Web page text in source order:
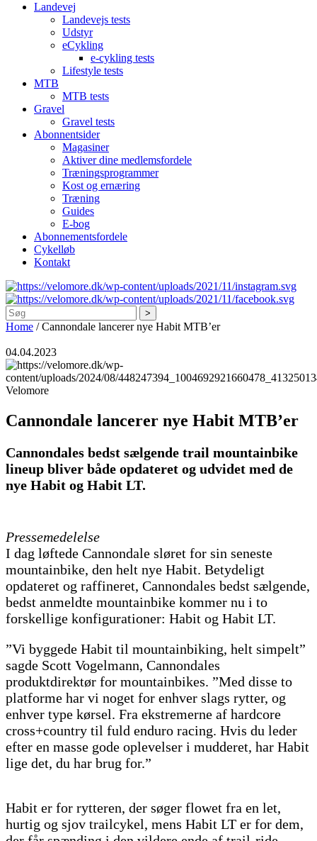
Landevej
Landevejs tests
Udstyr
eCykling
e-cykling tests
Lifestyle tests
MTB
MTB tests
Gravel
Gravel tests
Abonnentsider
Magasiner
Aktiver dine medlemsfordele
Træningsprogrammer
Kost og ernæring
Træning
Guides
E-bog
Abonnementsfordele
Cykelløb
Kontakt
Søg
Home /Cannondale lancerer nye Habit MTB’er
04.04.2023
Velomore
Cannondale lancerer nye Habit MTB’er
Cannondales bedst sælgende trail mountainbike
lineup bliver både opdateret og udvidet med de
nye Habit og Habit LT.
Pressemedelelse
I dag løftede Cannondale sløret for sin seneste
mountainbike, den helt nye Habit. Betydeligt
opdateret og raffineret, Cannondales bedst sælgende,
bedst anmeldte mountainbike kommer nu i to
forskellige konfigurationer: Habit og Habit LT.
”Vi byggede Habit til mountainbiking, helt simpelt”
sagde Scott Vogelmann, Cannondales
produktdirektør for mountainbikes. ”Med disse to
platforme har vi noget for enhver slags rytter, og
enhver type kørsel. Fra ekstremerne af hardcore
cross+country til fuld enduro racing. Hvis du leder
efter en masse gode oplevelser i mudderet, har Habit
lige det, du har brug for.”
Habit er for rytteren, der søger flowet fra en let,
hurtig og sjov trailcykel, mens Habit LT er for dem,